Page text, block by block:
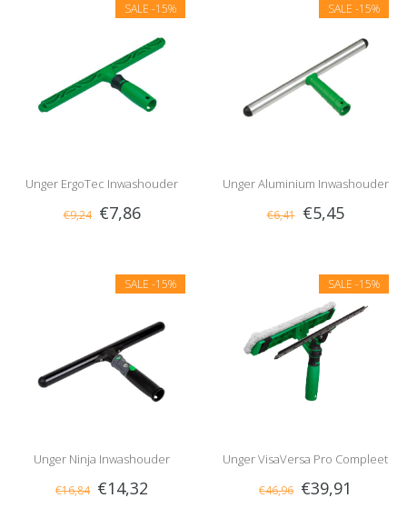
SALE -15%
Unger ErgoTec Inwashouder
€9,24 €7,86
SALE -15%
Unger Aluminium Inwashouder
€6,41 €5,45
SALE -15%
Unger Ninja Inwashouder
€16,84 €14,32
SALE -15%
Unger VisaVersa Pro Compleet
€46,96 €39,91